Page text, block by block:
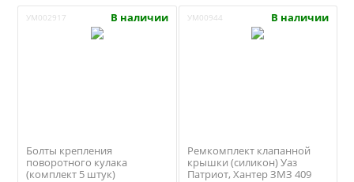
УМ002917 В наличии
Болты крепления
поворотного кулака
(комплект 5 штук)
УМ00944 В наличии
Ремкомплект клапанной
крышки (силикон) Уаз
Патриот, Хантер ЗМЗ 409